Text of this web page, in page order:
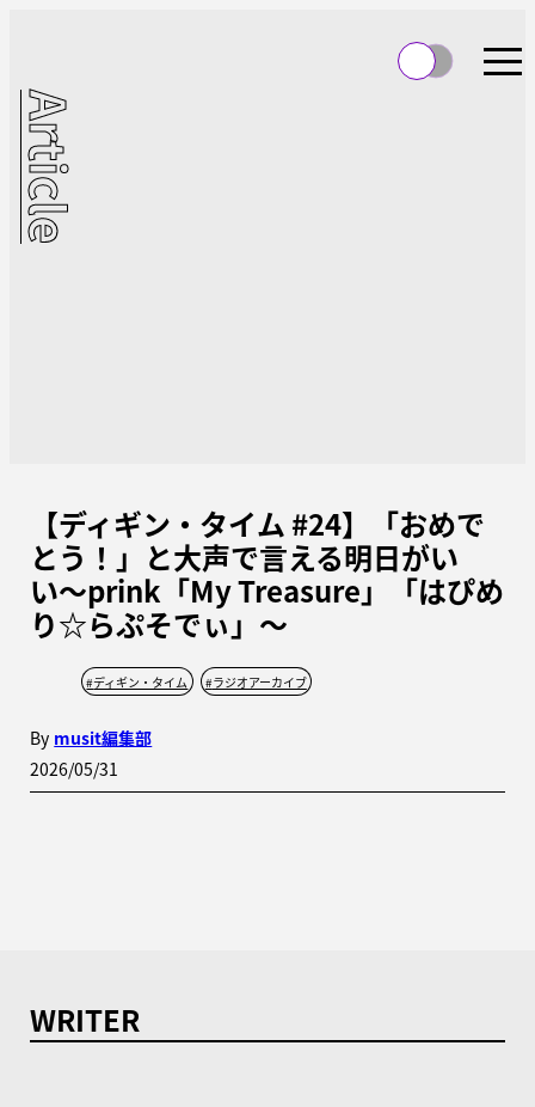
Article
【ディギン・タイム #24】「おめで
とう！」と大声で言える明日がい
い〜prink「My Treasure」「はぴめ
り☆らぷそでぃ」〜
#ディギン・タイム #ラジオアーカイブ
By musit編集部
2026/05/31
WRITER